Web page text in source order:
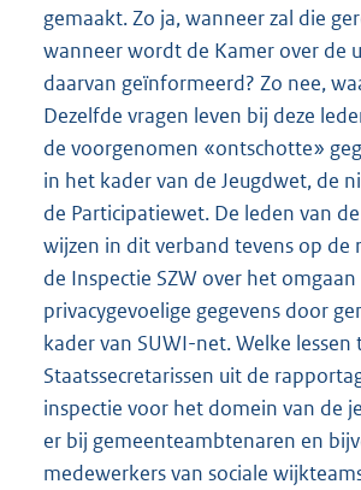
gemaakt. Zo ja, wanneer zal die
wanneer wordt de Kamer over de
daarvan geïnformeerd? Zo nee,
Dezelfde vragen leven bij deze
de voorgenomen «ontschotte»
in het kader van de Jeugdwet, de
de Participatiewet. De leden van
wijzen in dit verband tevens op de
de Inspectie SZW over het
privacygevoelige gegevens door
kader van SUWI-net. Welke
Staatssecretarissen uit de
inspectie voor het domein van de
er bij gemeenteambtenaren en
medewerkers van sociale